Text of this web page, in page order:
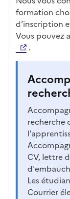
formation
d’inscription
Vous pouvez
.
recherche
CV, lettre
Les
Courrier